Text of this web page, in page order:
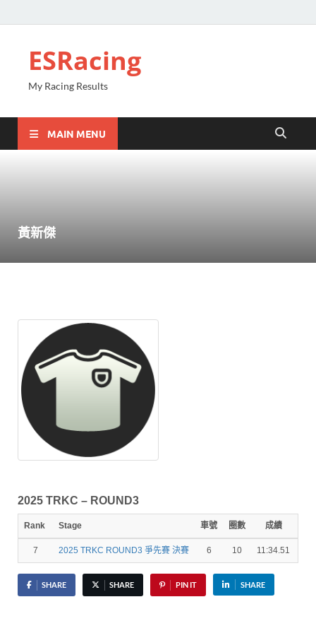
ESRacing
My Racing Results
MAIN MENU
黃新傑
2025 TRKC – ROUND3
Rank Stage 車號 圈數 成績
7 2025 TRKC ROUND3 爭先賽 決賽 6 10 11:34.51
SHARE SHARE PIN IT SHARE